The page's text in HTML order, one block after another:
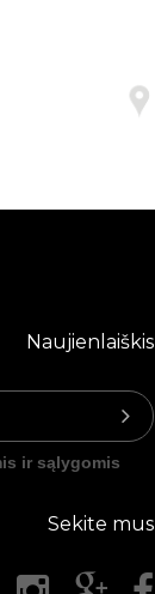
Naujienlaiškis
ir sąlygomis
Sekite mus